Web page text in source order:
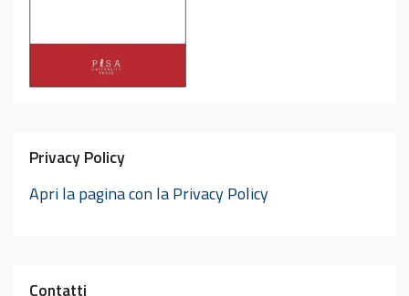
Privacy Policy
Apri la pagina con la Privacy Policy
Contatti